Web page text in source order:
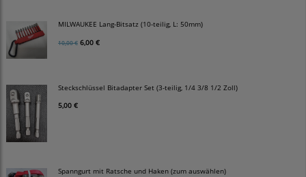
MILWAUKEE Lang-Bitsatz (10-teilig, L: 50mm)
10,00 € 6,00 €
Steckschlüssel Bitadapter Set (3-teilig, 1/4 3/8 1/2 Zoll)
5,00 €
Spanngurt mit Ratsche und Haken (zum auswählen)